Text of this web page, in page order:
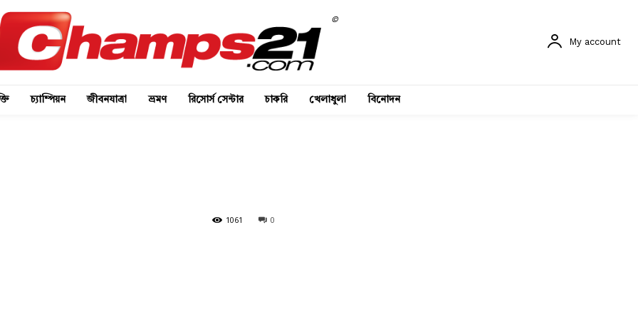
©
My account
চ্যাম্পিয়ন জীবনযাত্রা ভ্রমণ রিসোর্স সেন্টার চাকরি খেলাধুলা বিনোদন
0
1061